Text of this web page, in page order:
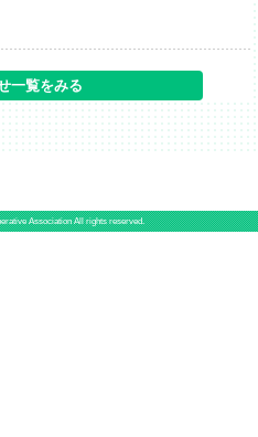
一覧をみる
Association All rights reserved.